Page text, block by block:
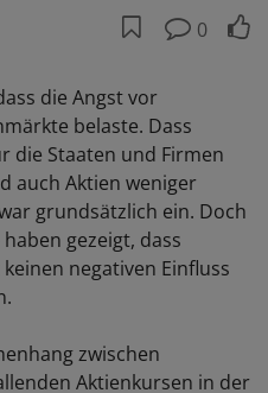
0
die Angst vor
belaste. Dass
die Staaten und Firmen
auch Aktien weniger
grundsätzlich ein. Doch
gezeigt, dass
negativen Einfluss
zwischen
Aktienkursen in der